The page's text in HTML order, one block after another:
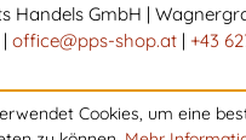
Handels GmbH |
office@pps-shop.at | +43
Cookies, um eine